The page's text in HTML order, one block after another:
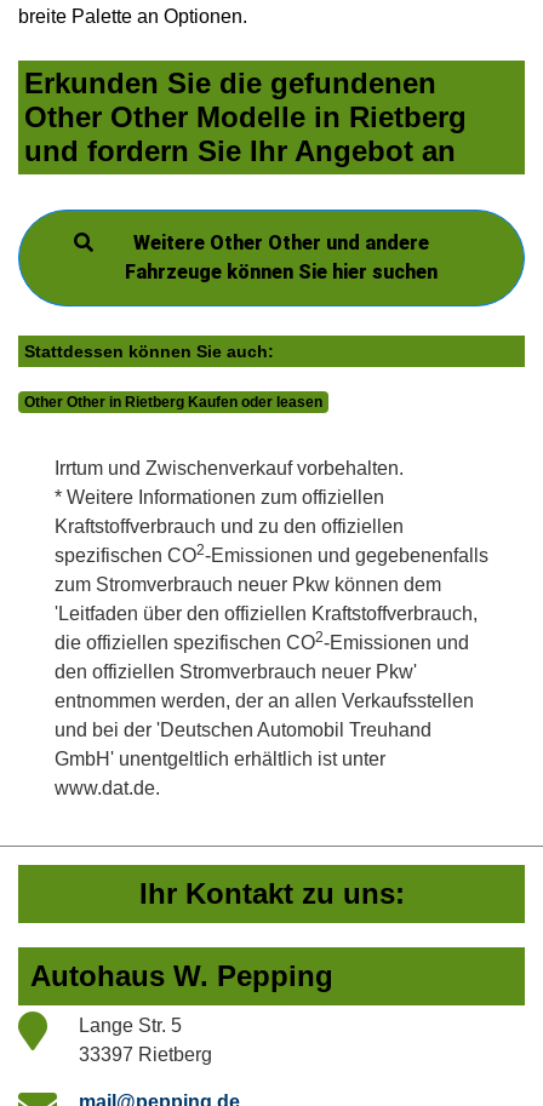
breite Palette an Optionen.
Erkunden Sie die gefundenen
Other Other Modelle in Rietberg
und fordern Sie Ihr Angebot an
Weitere Other Other und andere
Fahrzeuge können Sie hier suchen
Stattdessen können Sie auch:
Other Other in Rietberg Kaufen oder leasen
Irrtum und Zwischenverkauf vorbehalten.
* Weitere Informationen zum offiziellen
Kraftstoffverbrauch und zu den offiziellen
spezifischen CO2-Emissionen und gegebenenfalls
zum Stromverbrauch neuer Pkw können dem
'Leitfaden über den offiziellen Kraftstoffverbrauch,
die offiziellen spezifischen CO2-Emissionen und
den offiziellen Stromverbrauch neuer Pkw'
entnommen werden, der an allen Verkaufsstellen
und bei der 'Deutschen Automobil Treuhand
GmbH' unentgeltlich erhältlich ist unter
www.dat.de.
Ihr Kontakt zu uns:
Autohaus W. Pepping
Lange Str. 5
33397 Rietberg